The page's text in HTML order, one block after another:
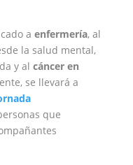
a enfermería, al
la salud mental,
y al cáncer en
se llevará a
que